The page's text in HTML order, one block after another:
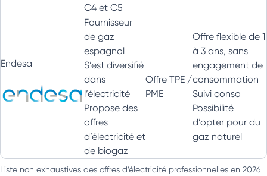
C4 et C5
Endesa
Fournisseur
de gaz
espagnol
S’est diversifié
dans
l’électricité
Propose des
offres
d’électricité et
de biogaz
Offre TPE /
PME
Offre flexible de 1
à 3 ans, sans
engagement de
consommation
Suivi conso
Possibilité
d’opter pour du
gaz naturel
Liste non exhaustives des offres d’électricité professionnelles en 2026